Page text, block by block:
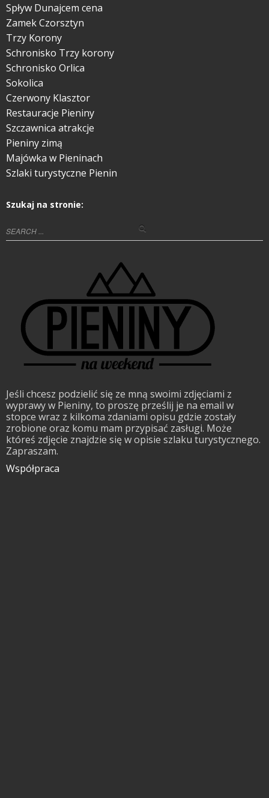
Spływ Dunajcem cena
Zamek Czorsztyn
Trzy Korony
Schronisko Trzy korony
Schronisko Orlica
Sokolica
Czerwony Klasztor
Restauracje Pieniny
Szczawnica atrakcje
Pieniny zimą
Majówka w Pieninach
Szlaki turystyczne Pienin
Szukaj na stronie:
Jeśli chcesz podzielić się ze mną swoimi zdjęciami z
wyprawy w Pieniny, to proszę prześlij je na email w
stopce wraz z kilkoma zdaniami opisu gdzie zostały
zrobione oraz komu mam przypisać zasługi. Może
któreś zdjęcie znajdzie się w opisie szlaku turystycznego.
Zapraszam.
Współpraca